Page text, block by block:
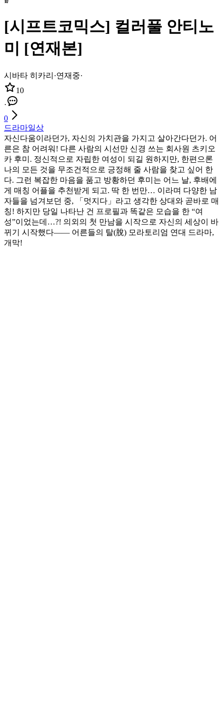
[시프트코믹스] 컬러풀 안티노
미 [연재본]
시바타 히카리 ·연재중·
10
·
0
드라마일상
자신다움이라던가, 자신의 가치관을 가지고 살아간다던가. 어
른은 참 어려워! 다른 사람의 시선만 신경 쓰는 회사원 츠키오
카 후미. 정신적으로 자립한 여성이 되길 원하지만, 한편으론
나의 모든 것을 무조건적으로 긍정해 줄 사람을 찾고 싶어 한
다. 그런 복잡한 마음을 품고 방황하던 후미는 어느 날, 후배에
게 매칭 어플을 추천받게 되고. 딱 한 번만… 이라며 다양한 남
자들을 넘겨보던 중, 「멋지다」라고 생각한 상대와 곧바로 매
칭! 하지만 당일 나타난 건 프로필과 똑같은 모습을 한 “여
성”이었는데…?! 의외의 첫 만남을 시작으로 자신의 세상이 바
뀌기 시작했다―― 어른들의 탈(脫) 모라토리엄 연대 드라마,
개막!